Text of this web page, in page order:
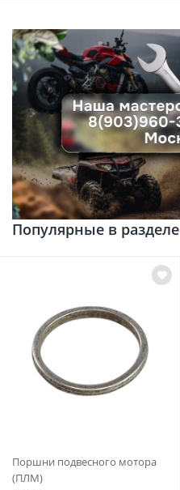
Популярные в разделе
Поршни подвесного мотора
(ПЛМ)